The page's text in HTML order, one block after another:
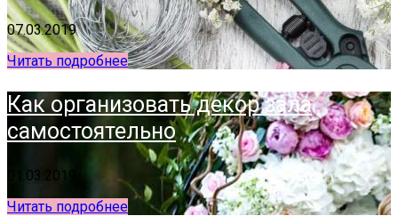
07.03.2019
Читать подробнее
Как организовать декор зала
самостоятельно
01.03.2019
Читать подробнее